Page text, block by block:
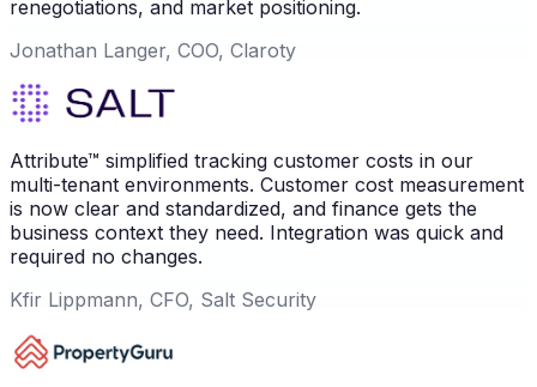
renegotiations, and market positioning.
Jonathan Langer, COO, Claroty
Attribute™ simplified tracking customer costs in our
multi-tenant environments. Customer cost measurement
is now clear and standardized, and finance gets the
business context they need. Integration was quick and
required no changes.
Kfir Lippmann, CFO, Salt Security